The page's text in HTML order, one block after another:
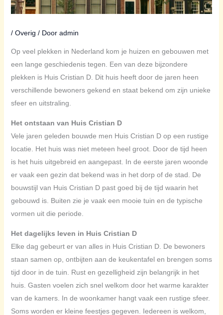
/ Overig / Door admin
Op veel plekken in Nederland kom je huizen en gebouwen met
een lange geschiedenis tegen. Een van deze bijzondere
plekken is Huis Cristian D. Dit huis heeft door de jaren heen
verschillende bewoners gekend en staat bekend om zijn unieke
sfeer en uitstraling.
Het ontstaan van Huis Cristian D
Vele jaren geleden bouwde men Huis Cristian D op een rustige
locatie. Het huis was niet meteen heel groot. Door de tijd heen
is het huis uitgebreid en aangepast. In de eerste jaren woonde
er vaak een gezin dat bekend was in het dorp of de stad. De
bouwstijl van Huis Cristian D past goed bij de tijd waarin het
gebouwd is. Buiten zie je vaak een mooie tuin en de typische
vormen uit die periode.
Het dagelijks leven in Huis Cristian D
Elke dag gebeurt er van alles in Huis Cristian D. De bewoners
staan samen op, ontbijten aan de keukentafel en brengen soms
tijd door in de tuin. Rust en gezelligheid zijn belangrijk in het
huis. Gasten voelen zich snel welkom door het warme karakter
van de kamers. In de woonkamer hangt vaak een rustige sfeer.
Soms worden er kleine feestjes gegeven. Iedereen is welkom,